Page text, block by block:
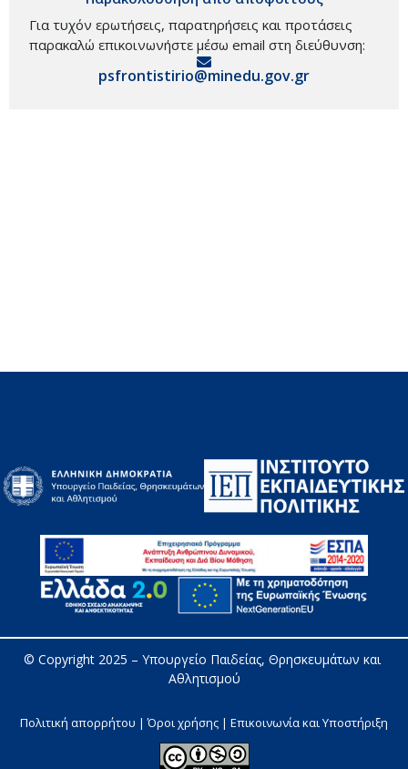
Για τυχόν ερωτήσεις, παρατηρήσεις και προτάσεις
παρακαλώ επικοινωνήστε μέσω email στη διεύθυνση:
psfrontistirio@minedu.gov.gr
© Copyright 2025 – Υπουργείο Παιδείας, Θρησκευμάτων και
Αθλητισμού
Πολιτική απορρήτου | Όροι χρήσης | Επικοινωνία και Υποστήριξη